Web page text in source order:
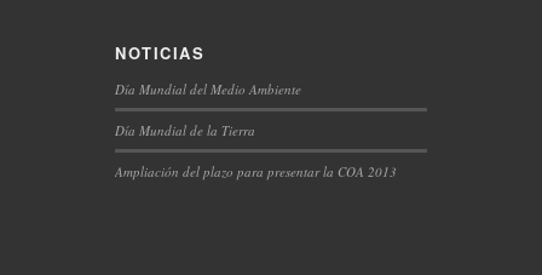
NOTICIAS
Día Mundial del Medio Ambiente
Día Mundial de la Tierra
Ampliación del plazo para presentar la COA 2013